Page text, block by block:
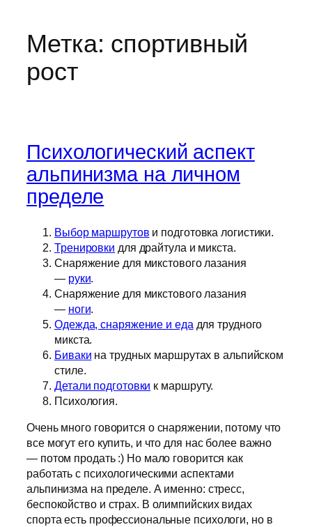
Метка: спортивный
рост
Психологический аспект
альпинизма на личном
пределе
Выбор маршрутов и подготовка логистики.
Тренировки для драйтула и микста.
Снаряжение для микстового лазания
— руки
Снаряжение для микстового лазания
— ноги
Одежда, снаряжение и еда для трудного
микста.
Биваки на трудных маршрутах в альпийском
стиле.
Детали подготовки к маршруту.
Психология.
Очень много говорится о снаряжении, потому что
все могут его купить, и что для нас более важно
— потом продать :) Но мало говорится как
работать с психологическими аспектами
альпинизма на пределе. А именно: стресс,
беспокойство и страх. В олимпийских видах
спорта есть профессиональные психологи, но в